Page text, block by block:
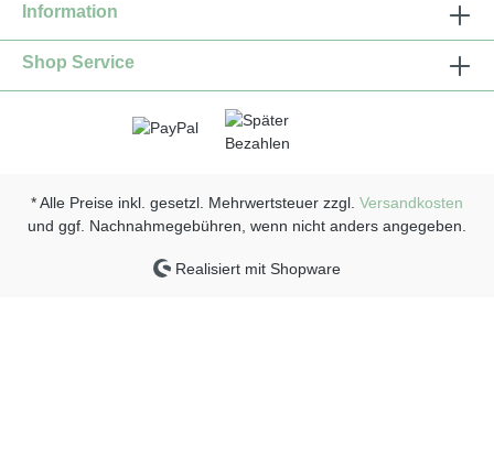
Information
Shop Service
* Alle Preise inkl. gesetzl. Mehrwertsteuer zzgl. Versandkosten
und ggf. Nachnahmegebühren, wenn nicht anders angegeben.
Realisiert mit Shopware